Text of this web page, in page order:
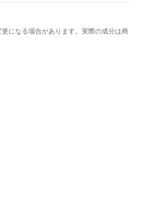
になる場合があります。実際の成分は商